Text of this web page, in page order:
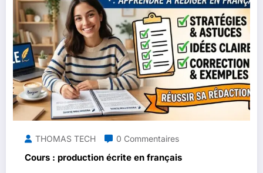
THOMAS TECH 0 Commentaires
Cours : production écrite en français